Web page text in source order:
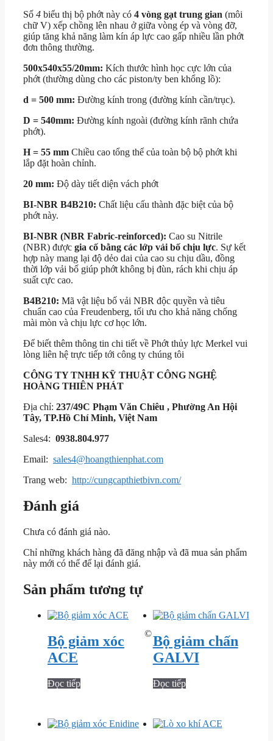
Số 4 biểu thị bộ phớt này có 4 vòng gạt trung gian (môi
chữ V) xếp chồng lên nhau ở giữa vòng ép và vòng đỡ,
giúp tăng khả năng làm kín áp lực cao gấp nhiều lần phớt
đơn thông thường.
500x540x55/20mm: Kích thước hình học cực lớn của
phớt (thường dùng cho các piston/ty ben khổng lồ):
d = 500 mm: Đường kính trong (đường kính cần/trục).
D = 540mm: Đường kính ngoài (đường kính rãnh chứa
phớt).
H = 55 mm Chiều cao tổng thể của toàn bộ bộ phớt khi
lắp đặt hoàn chỉnh.
20 mm: Độ dày tiết diện vách phớt
BI-NBR B4B210: Chất liệu cấu thành đặc biệt của bộ
phớt này.
BI-NBR (NBR Fabric-reinforced): Cao su Nitrile
(NBR) được gia cố bằng các lớp vải bố chịu lực. Sự kết
hợp này mang lại độ dẻo dai của cao su chịu dầu, đồng
thời lớp vải bố giúp phớt không bị đùn, rách khi chịu áp
suất cực cao.
B4B210: Mã vật liệu bố vải NBR độc quyền và tiêu
chuẩn cao của Freudenberg, tối ưu cho khả năng chống
mài mòn và chịu lực cơ học lớn.
Để biết thêm thông tin chi tiết về Phớt thủy lực Merkel vui
lòng liên hệ trực tiếp tới công ty chúng tôi
CÔNG TY TNHH KỸ THUẬT CÔNG NGHỆ
HOÀNG THIÊN PHÁT
Địa chỉ: 237/49C Phạm Văn Chiêu , Phường An Hội
Tây, TP.Hồ Chí Minh, Việt Nam
Sales4: 0938.804.977
Email: sales4@hoangthienphat.com
Trang web: http://cungcapthietbivn.com/
Đánh giá
Chưa có đánh giá nào.
Chỉ những khách hàng đã đăng nhập và đã mua sản phẩm
này mới có thể để lại đánh giá.
Sản phẩm tương tự
Bộ giảm xóc
ACE
Đọc tiếp
Bộ giảm chấn
GALVI
Đọc tiếp
©